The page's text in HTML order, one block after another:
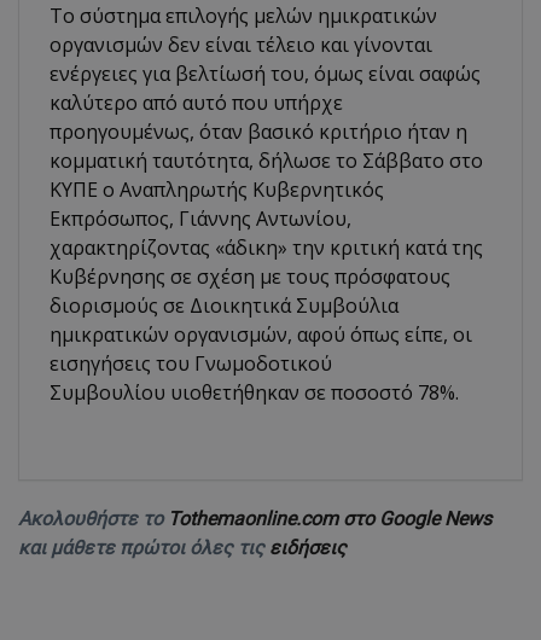
Το σύστημα επιλογής μελών ημικρατικών
οργανισμών δεν είναι τέλειο και γίνονται
ενέργειες για βελτίωσή του, όμως είναι σαφώς
καλύτερο από αυτό που υπήρχε
προηγουμένως, όταν βασικό κριτήριο ήταν η
κομματική ταυτότητα, δήλωσε το Σάββατο στο
ΚΥΠΕ ο Αναπληρωτής Κυβερνητικός
Εκπρόσωπος, Γιάννης Αντωνίου,
χαρακτηρίζοντας «άδικη» την κριτική κατά της
Κυβέρνησης σε σχέση με τους πρόσφατους
διορισμούς σε Διοικητικά Συμβούλια
ημικρατικών οργανισμών, αφού όπως είπε, οι
εισηγήσεις του Γνωμοδοτικού
Συμβουλίου υιοθετήθηκαν σε ποσοστό 78%.
Ακολουθήστε το Tothemaonline.com στο Google News
και μάθετε πρώτοι όλες τις ειδήσεις